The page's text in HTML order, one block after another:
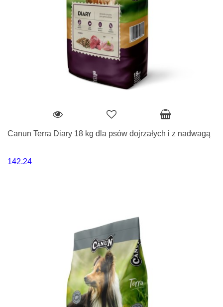
Canun Terra Diary 18 kg dla psów dojrzałych i z nadwagą
142.24